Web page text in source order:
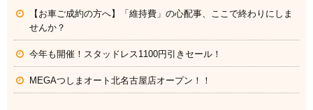
【お車ご成約の方へ】「維持費」の心配事、ここで終わりにしま
せんか？
今年も開催！スタッドレス1100円引きセール！
MEGAつしまオート北名古屋店オープン！！